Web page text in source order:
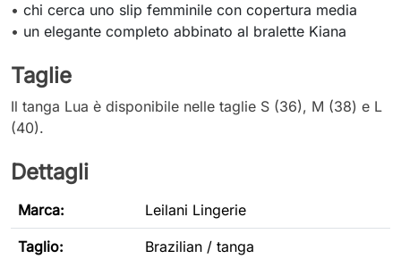
• chi cerca uno slip femminile con copertura media
• un elegante completo abbinato al bralette Kiana
Taglie
Il tanga Lua è disponibile nelle taglie S (36), M (38) e L
(40).
Dettagli
Marca: Leilani Lingerie
Taglio: Brazilian / tanga